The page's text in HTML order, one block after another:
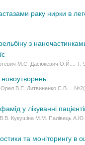
раку нирки в
з
М.С. Дасюкевич О.Й.... Т.
новоутворень
Орел В.Е. Литвиненко С.В....
у лікуванні
В.В. Кукушіна М.М. Палівець
та моніторингу в